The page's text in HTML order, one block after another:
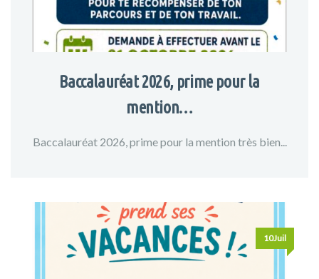
Baccalauréat 2026, prime pour la
mention…
Baccalauréat 2026, prime pour la mention très bien...
10Juil